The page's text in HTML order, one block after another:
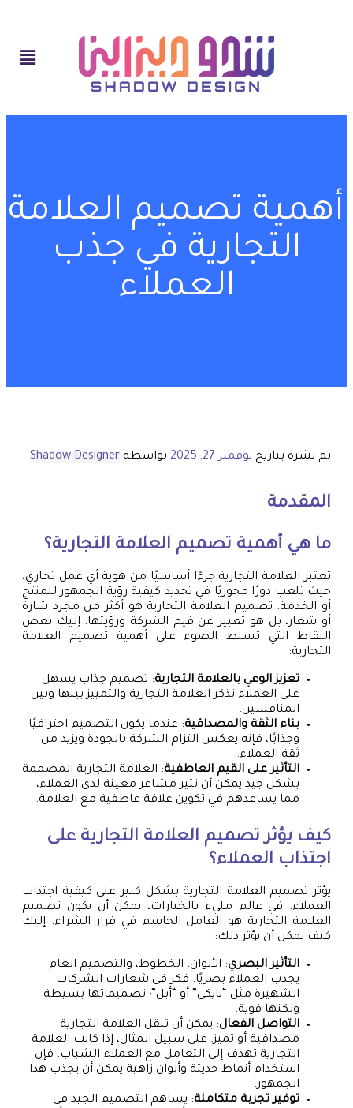
أهمية تصميم العلامة
التجارية في جذب
العملاء
تم نشره بتاريخ نوفمبر 27, 2025 بواسطة Shadow Designer
المقدمة
ما هي أهمية تصميم العلامة التجارية؟
تعتبر العلامة التجارية جزءًا أساسيًا من هوية أي عمل تجاري،
حيث تلعب دورًا محوريًا في تحديد كيفية رؤية الجمهور للمنتج
أو الخدمة. تصميم العلامة التجارية هو أكثر من مجرد شارة
أو شعار، بل هو تعبير عن قيم الشركة ورؤيتها. إليك بعض
النقاط التي تسلط الضوء على أهمية تصميم العلامة
التجارية:
تعزيز الوعي بالعلامة التجارية: تصميم جذاب يسهل
على العملاء تذكر العلامة التجارية والتمييز بينها وبين
المنافسين.
بناء الثقة والمصداقية: عندما يكون التصميم احترافيًا
وجذابًا، فإنه يعكس التزام الشركة بالجودة ويزيد من
ثقة العملاء.
التأثير على القيم العاطفية: العلامة التجارية المصممة
بشكل جيد يمكن أن تثير مشاعر معينة لدى العملاء،
مما يساعدهم في تكوين علاقة عاطفية مع العلامة.
كيف يؤثر تصميم العلامة التجارية على
اجتذاب العملاء؟
يؤثر تصميم العلامة التجارية بشكل كبير على كيفية اجتذاب
العملاء. في عالم مليء بالخيارات، يمكن أن يكون تصميم
العلامة التجارية هو العامل الحاسم في قرار الشراء. إليك
كيف يمكن أن يؤثر ذلك:
التأثير البصري: الألوان، الخطوط، والتصميم العام
يجذب العملاء بصريًا. فكر في شعارات الشركات
الشهيرة مثل “نايكي” أو “أبل”؛ تصميماتها بسيطة
ولكنها قوية.
التواصل الفعال: يمكن أن تنقل العلامة التجارية
مصداقية أو تميز. على سبيل المثال، إذا كانت العلامة
التجارية تهدف إلى التعامل مع العملاء الشباب، فإن
استخدام أنماط حديثة وألوان زاهية يمكن أن يجذب هذا
الجمهور.
توفير تجربة متكاملة: يساهم التصميم الجيد في